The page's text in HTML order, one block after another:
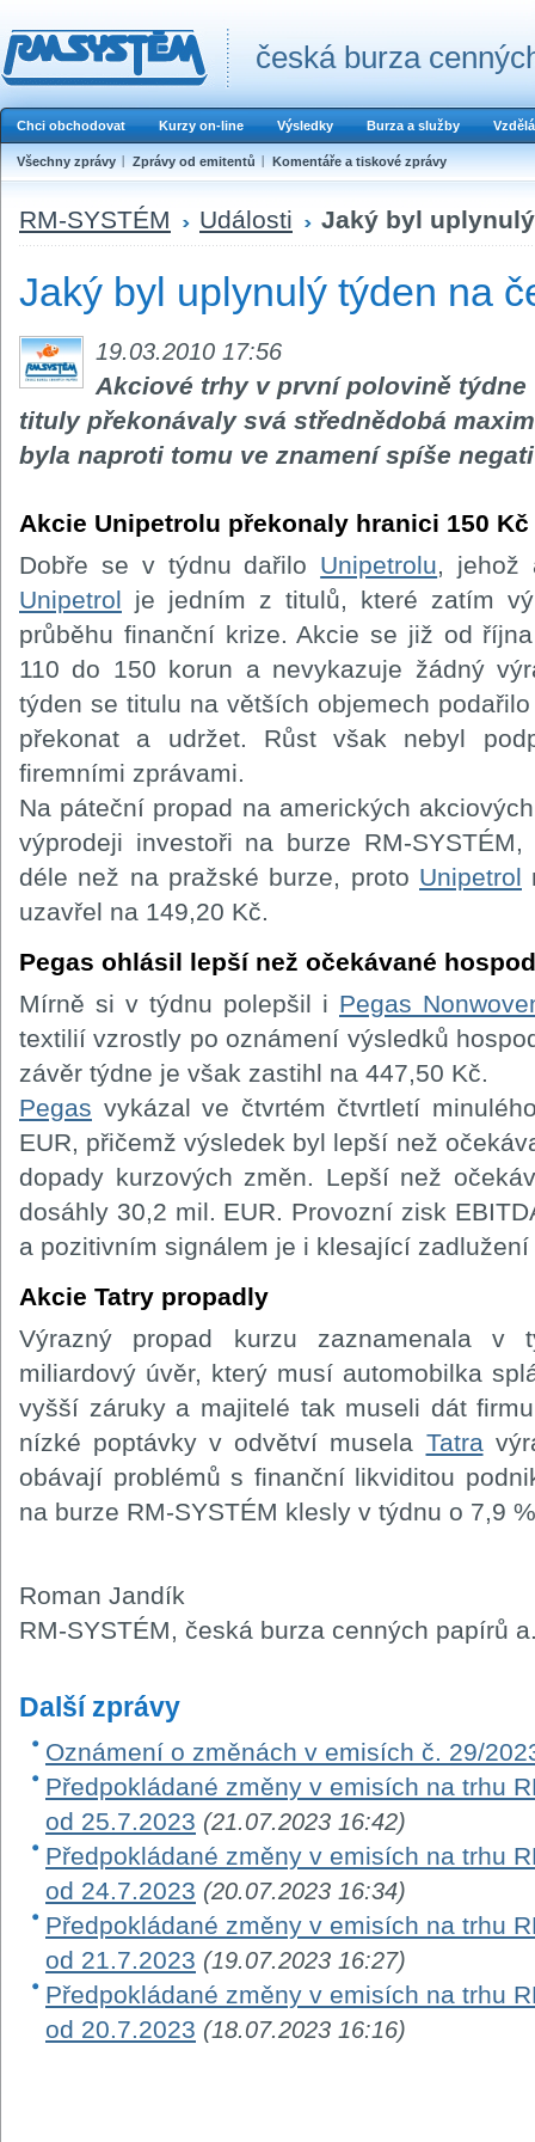
česká burza
Chci obchodovat Kurzy on-line Výsledky Burza a služby
Všechny zprávy Zprávy od emitentů Komentáře a tiskové zprávy
RM-SYSTÉM Události Jaký byl
Jaký byl uplynulý týden na
19.03.2010 17:56
Akciové trhy v první polovině týdne
tituly překonávaly svá střednědobá
byla naproti tomu ve znamení spíše
Akcie Unipetrolu překonaly hranici 150 Kč
Dobře se v týdnu dařilo Unipetrolu, jehož
Unipetrol je jedním z titulů, které zatím
průběhu finanční krize. Akcie se již od
110 do 150 korun a nevykazuje žádný
týden se titulu na větších objemech
překonat a udržet. Růst však nebyl
firemními zprávami.
Na páteční propad na amerických
výprodeji investoři na burze RM-
déle než na pražské burze, proto Unipetrol
uzavřel na 149,20 Kč.
Pegas ohlásil lepší než očekávané
Mírně si v týdnu polepšil i Pegas
textilií vzrostly po oznámení výsledků
závěr týdne je však zastihl na 447,50 Kč.
Pegas vykázal ve čtvrtém čtvrtletí
EUR, přičemž výsledek byl lepší než
dopady kurzových změn. Lepší než
dosáhly 30,2 mil. EUR. Provozní zisk
a pozitivním signálem je i klesající
Akcie Tatry propadly
Výrazný propad kurzu zaznamenala v
miliardový úvěr, který musí automobilka
vyšší záruky a majitelé tak museli dát
nízké poptávky v odvětví musela Tatra
obávají problémů s finanční likviditou
na burze RM-SYSTÉM klesly v týdnu o 7,9
Roman Jandík
RM-SYSTÉM, česká burza cenných papírů
Další zprávy
Oznámení o změnách v emisích č. 29/
Předpokládané změny v emisích na trhu
od 25.7.2023 (21.07.2023 16:42)
Předpokládané změny v emisích na trhu
od 24.7.2023 (20.07.2023 16:34)
Předpokládané změny v emisích na trhu
od 21.7.2023 (19.07.2023 16:27)
Předpokládané změny v emisích na trhu
od 20.7.2023 (18.07.2023 16:16)